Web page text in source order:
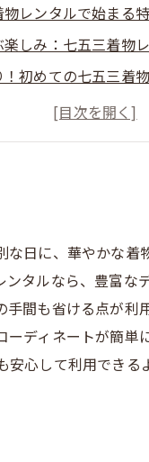
レンタルで始まる
しみ：七五三着物
初めての七五三着
手軽さと便利さ：着
日に、華やかな
タルなら、豊富
間も省ける点が
ディネートが簡
心して利用でき